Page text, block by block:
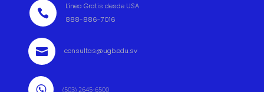

Línea Gratis desde USA
888-886-7016
 consultas@ugb.edu.sv
(503) 2645-6500